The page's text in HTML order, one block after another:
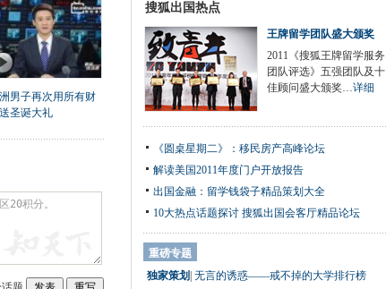
男子再次用所有财
圣诞大礼
搜狐出国热点
王牌留学团队盛大颁奖
2011《搜狐王牌留学服务
团队评选》五强团队及十
佳顾问盛大颁奖…详细
《圆桌星期二》：移民房产高峰论坛
解读美国2011年度门户开放报告
出国金融：留学钱袋子精品策划大全
10大热点话题探讨 搜狐出国会客厅精品论坛
重磅专题
独家策划 无言的诱惑——戒不掉的大学排行榜